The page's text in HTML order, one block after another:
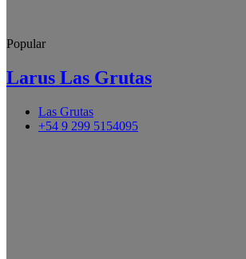
Popular
Larus Las Grutas
Las Grutas
+54 9 299 5154095